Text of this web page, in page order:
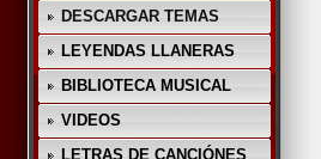
DESCARGAR TEMAS
LEYENDAS LLANERAS
BIBLIOTECA MUSICAL
VIDEOS
LETRAS DE CANCIÓNES